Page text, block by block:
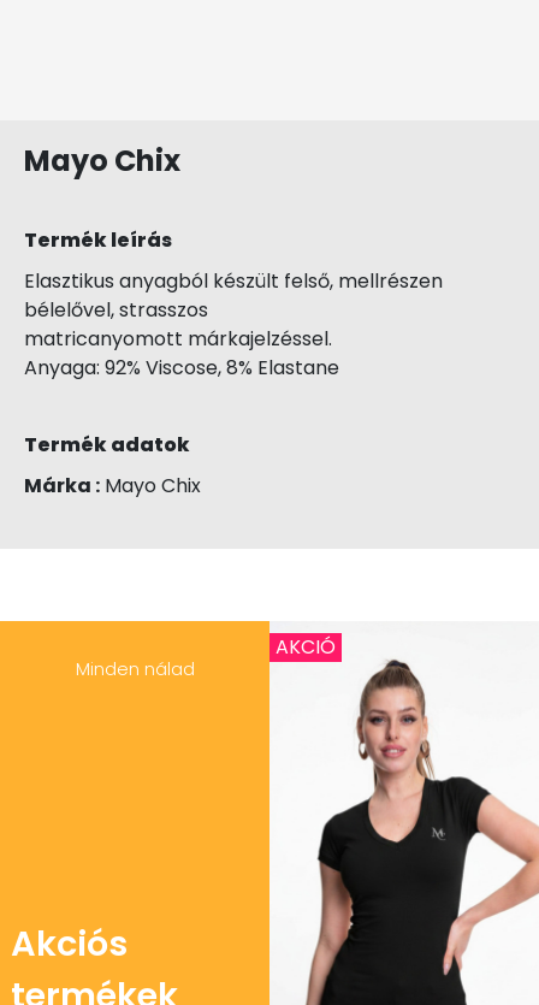
Mayo Chix
Termék leírás
Elasztikus anyagból készült felső, mellrészen
bélelővel, strasszos
matricanyomott márkajelzéssel.
Anyaga: 92% Viscose, 8% Elastane
Termék adatok
Márka : Mayo Chix
Minden nálad
Akciós
termékek
AKCIÓ